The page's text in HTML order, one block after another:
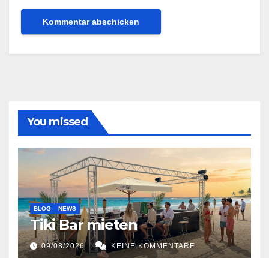
You missed
BLOG NEWS
Tiki Bar mieten
09/08/2026 KEINE KOMMENTARE